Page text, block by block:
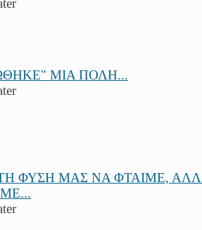
ΜΙΑ ΠΟΛΗ...
ΦΥΣΗ ΜΑΣ ΝΑ ΦΤΑΙΜΕ,